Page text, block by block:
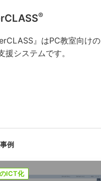
®
』はPC教室向けの
援システムです。
例
ICT化